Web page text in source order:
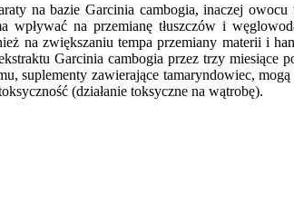
na bazie Garcinia cambogia, inaczej
na przemianę tłuszczów i
na zwiększaniu tempa przemiany materii i
Garcinia cambogia przez trzy miesiące
suplementy zawierające tamaryndowiec,
(działanie toksyczne na wątrobę).